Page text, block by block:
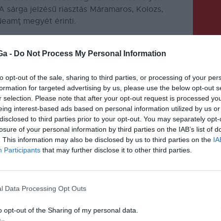
- Do Not Process My Personal Information
opt-out of the sale, sharing to third parties, or processing of your
for targeted advertising by us, please use the below opt-out
selection. Please note that after your opt-out request is processed
interest-based ads based on personal information utilized by us
to third parties prior to your opt-out. You may separately
of your personal information by third parties on the IAB’s list of
This information may also be disclosed by us to third parties on the
Participants that may further disclose it to other third parties.
Data Processing Opt Outs
opt-out of the Sharing of my personal data.
sárga jelzésű riasztás Máramaros, Kolozs,
megyét érinti.
KÖVETKEZŐ BEJEGYZÉS
Pro Urbe-díjjal köszönték
meg a csíkszeredai főkonzul
tevékenységét